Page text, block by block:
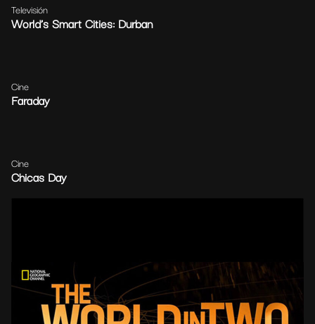
Televisión
World’s Smart Cities: Durban
Cine
Faraday
Cine
Chicas Day